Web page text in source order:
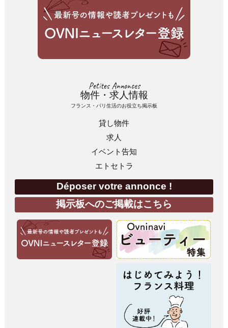
Petites Annonces
物件・求人情報
フランス・パリ生活のお役立ち掲示板
貸し物件
求人
イベント告知
エトセトラ
Déposer votre annonce !
掲示板へのご掲載はこちら